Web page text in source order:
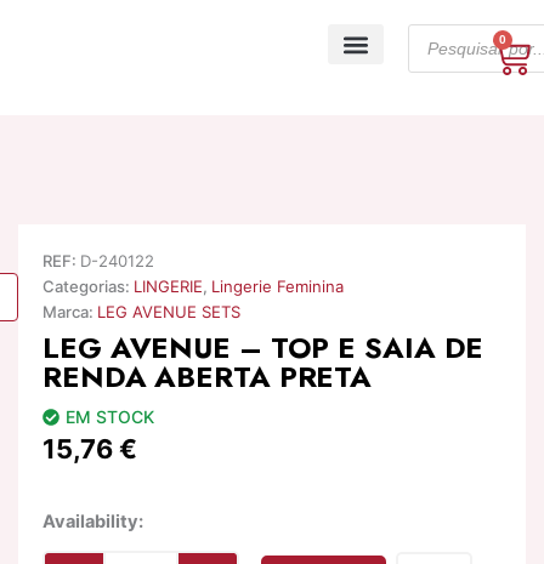
search
0
REF: D-240122
Categorias: LINGERIE, Lingerie Feminina
Marca: LEG AVENUE SETS
LEG AVENUE – TOP E SAIA DE
RENDA ABERTA PRETA
EM STOCK
15,76€
Availability:Quantidade